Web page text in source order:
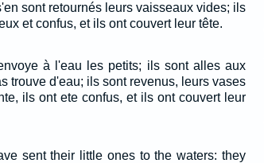
sont retournés leurs vaisseaux vides; ils
et confus, et ils ont couvert leur tête.
à l'eau les petits; ils sont alles aux
trouve d'eau; ils sont revenus, leurs vases
ils ont ete confus, et ils ont couvert leur
sent their little ones to the waters: they